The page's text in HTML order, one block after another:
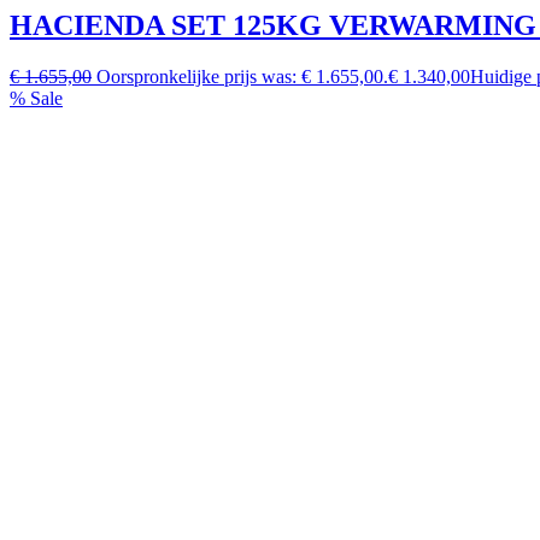
HACIENDA SET 125KG
€ 1.655,00 Oorspronkelijke prijs was: € 1.655,00.€ 1.340,00Huidige
% Sale